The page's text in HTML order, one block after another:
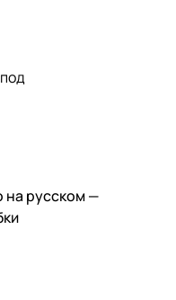
на русском —